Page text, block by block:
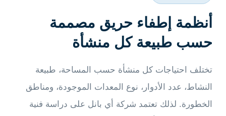
أنظمة إطفاء حريق مصممة
حسب طبيعة كل منشأة
تختلف احتياجات كل منشأة حسب المساحة، طبيعة
النشاط، عدد الأدوار، نوع المعدات الموجودة، ومناطق
الخطورة. لذلك تعتمد شركة أي بانل على دراسة فنية